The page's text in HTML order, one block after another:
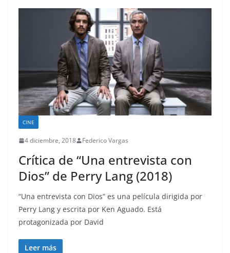
CINE
4 diciembre, 2018 Federico Vargas
Crítica de “Una entrevista con
Dios” de Perry Lang (2018)
“Una entrevista con Dios” es una película dirigida por
Perry Lang y escrita por Ken Aguado. Está
protagonizada por David
Leer más